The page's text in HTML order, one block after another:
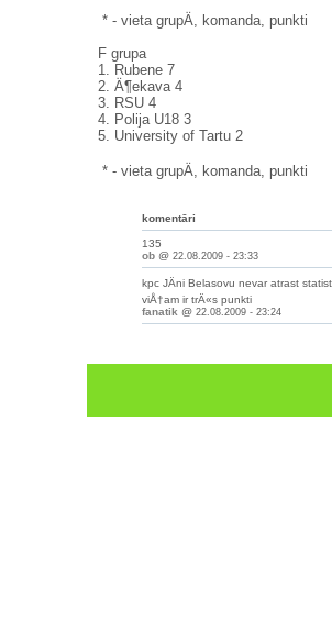
* - vieta grupÄ, komanda, punkti
F grupa
1. Rubene 7
2. Ä¶ekava 4
3. RSU 4
4. Polija U18 3
5. University of Tartu 2
* - vieta grupÄ, komanda, punkti
komentāri
135
ob@ 22.08.2009 - 23:33
kpc JÄni Belasovu nevar atrast
viÅ†am ir trÄ«s punkti
fanatik @ 22.08.2009 - 23:24